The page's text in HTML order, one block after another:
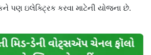
પણ ઇલેક્ટ્રિક કરવા માટેની યોજના છે.